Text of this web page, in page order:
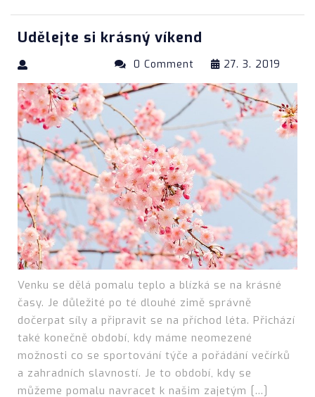
Udělejte si krásný víkend
27. 3. 2019
0 Comment
Venku se dělá pomalu teplo a blízká se na krásné
časy. Je důležité po té dlouhé zimě správně
dočerpat síly a připravit se na příchod léta. Přichází
také konečně období, kdy máme neomezené
možnosti co se sportování týče a pořádání večírků
a zahradních slavností. Je to období, kdy se
můžeme pomalu navracet k našim zajetým […]